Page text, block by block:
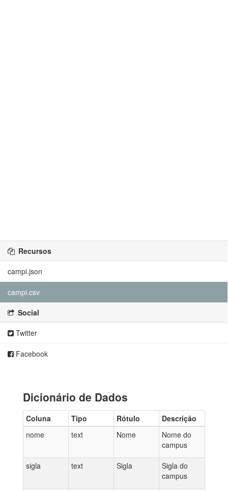
Recursos
campi.json
campi.csv
Social
Twitter
Facebook
Dicionário de Dados
Coluna Tipo Rótulo
Descrição
nome
text Nome
Nome do
campus
sigla text Sigla
Sigla do
campus